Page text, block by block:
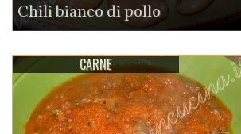
Chili bianco di pollo
CARNE